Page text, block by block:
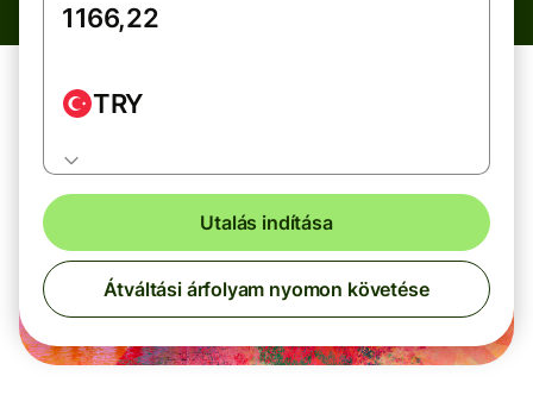
TRY
Utalás indítása
Átváltási árfolyam nyomon követése